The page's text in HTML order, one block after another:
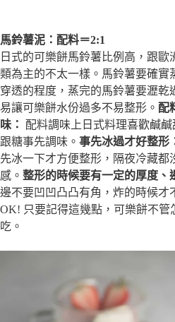
馬鈴薯泥：配料＝2:1
日式的可樂餅馬鈴薯比例高，跟歐
類為主的不太一樣。馬鈴薯要確實
穿透的程度，蒸完的馬鈴薯要瀝乾
易讓可樂餅水份過多不易整形。 配
味：
配料調味上日式料理喜歡鹹
跟糖事先調味。 事先冰過才好整形
先冰一下才方便整形，隔夜冷藏都
感。 整形的時候要有一定的厚度、
邊不要凹凹凸凸有角，炸的時候才
OK! 只要記得這幾點，可樂餅不管
吃。